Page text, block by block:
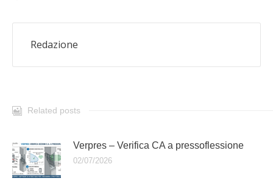
Redazione
Related posts
Verpres – Verifica CA a pressoflessione
02/07/2026